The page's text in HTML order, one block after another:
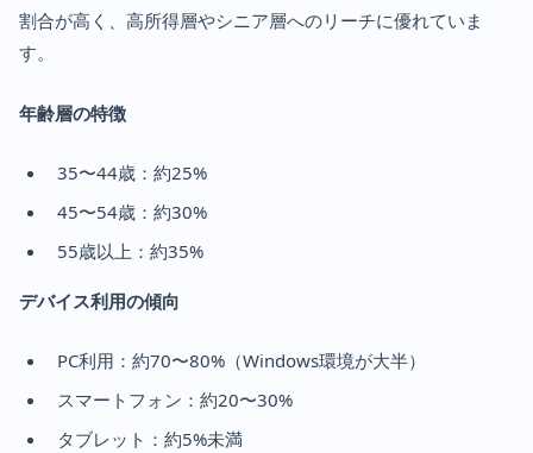
割合が高く、高所得層やシニア層へのリーチに優れていま
す。
年齢層の特徴
35〜44歳：約25%
45〜54歳：約30%
55歳以上：約35%
デバイス利用の傾向
PC利用：約70〜80%（Windows環境が大半）
スマートフォン：約20〜30%
タブレット：約5%未満